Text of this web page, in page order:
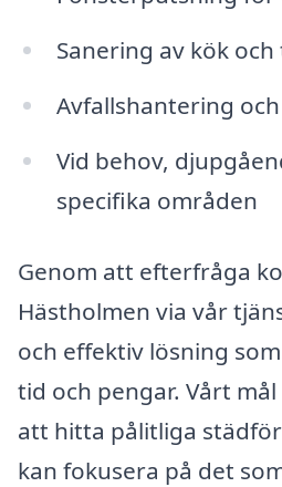
Sanering av kök
Avfallshantering
Vid behov,
specifika områden
Genom att efterfråga
Hästholmen via vår
och effektiv lösning
tid och pengar. Vårt
att hitta pålitliga
kan fokusera på det